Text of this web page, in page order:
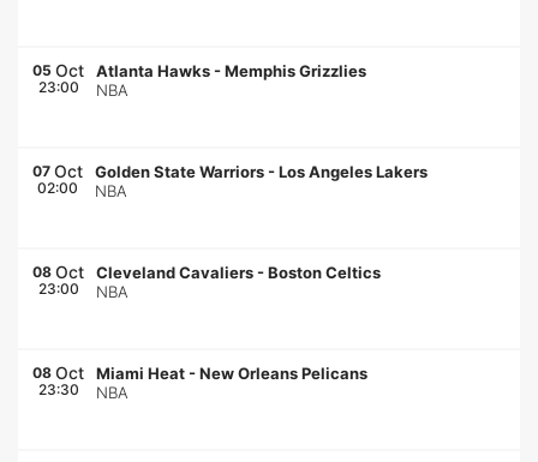
05 Oct
23:00
Atlanta Hawks -Memphis Grizzlies
NBA
07 Oct
02:00
Golden State Warriors -Los Angeles Lakers
NBA
08 Oct
23:00
Cleveland Cavaliers -Boston Celtics
NBA
08 Oct
23:30
Miami Heat -New Orleans Pelicans
NBA